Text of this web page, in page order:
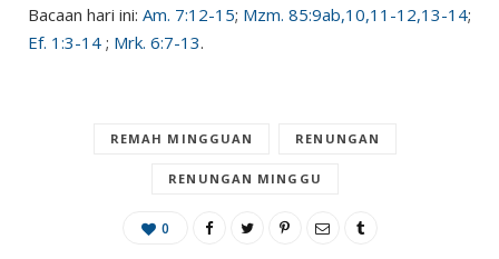
Bacaan hari ini: Am. 7:12-15; Mzm. 85:9ab,10,11-12,13-14;
Ef. 1:3-14 ; Mrk. 6:7-13.
REMAH MINGGUAN RENUNGAN
RENUNGAN MINGGU
0